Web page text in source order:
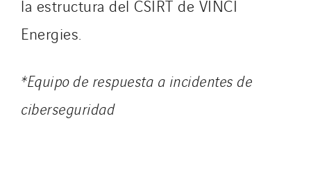
la estructura del CSIRT de VINCI
Energies.
*Equipo de respuesta a incidentes de
ciberseguridad
Lee Sormea
Lefort Francheteau
Lesot
Lucitea Atlantique
Maksmacht